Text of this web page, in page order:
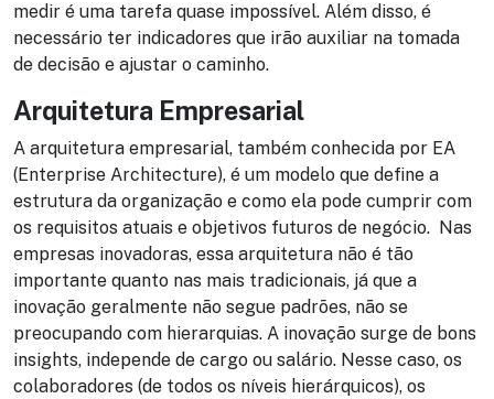
medir é uma tarefa quase impossível. Além disso, é
necessário ter indicadores que irão auxiliar na tomada
de decisão e ajustar o caminho.
Arquitetura Empresarial
A arquitetura empresarial, também conhecida por EA
(Enterprise Architecture), é um modelo que define a
estrutura da organização e como ela pode cumprir com
os requisitos atuais e objetivos futuros de negócio. Nas
empresas inovadoras, essa arquitetura não é tão
importante quanto nas mais tradicionais, já que a
inovação geralmente não segue padrões, não se
preocupando com hierarquias. A inovação surge de bons
insights, independe de cargo ou salário. Nesse caso, os
colaboradores (de todos os níveis hierárquicos), os